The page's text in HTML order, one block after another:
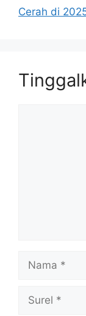
Cerah di